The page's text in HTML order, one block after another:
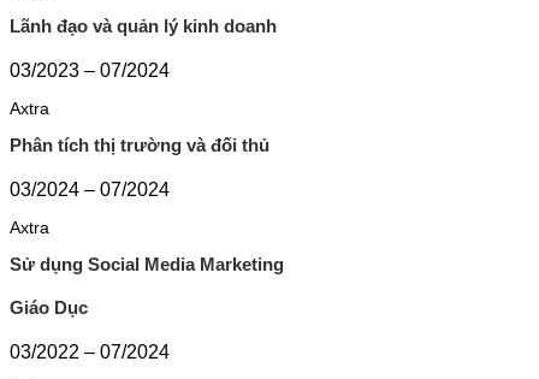
Lãnh đạo và quản lý kinh doanh
03/2023 – 07/2024
Axtra
Phân tích thị trường và đối thủ
03/2024 – 07/2024
Axtra
Sử dụng Social Media Marketing
Giáo Dục
03/2022 – 07/2024